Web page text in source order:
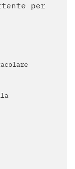
per